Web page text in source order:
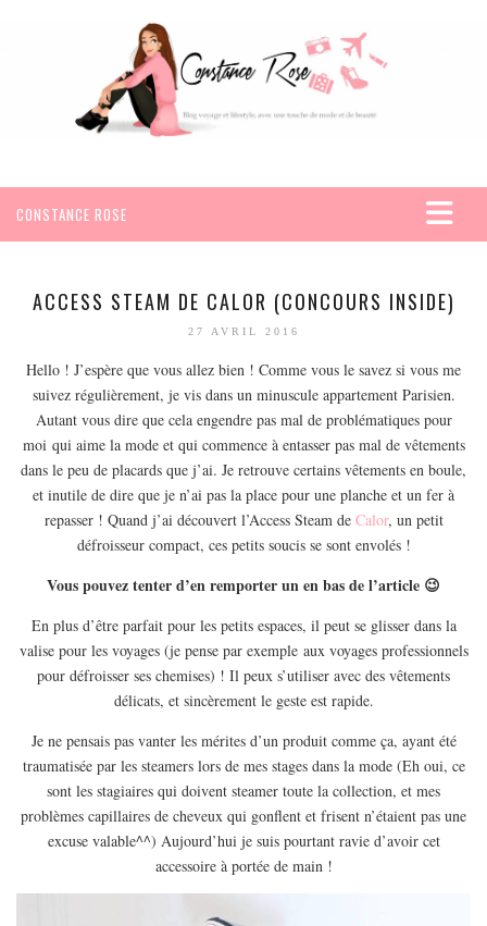
CONSTANCE ROSE
VOYAGES
SEYCHELLES
AMÉRIQUE
MEXIQUE
EUROPE
ESPAGNE
HONGRIE
ITALIE
PAYS BAS
RÉPUBLIQUE TCHÈQUE
OCÉANIE
AUSTRALIE
ARTICLES PRATIQUES
MON PROGRAMME DE YOGA EN LIGNE
ACCESS STEAM DE CALOR (CONCOURS INSIDE)
27 AVRIL 2016
Hello ! J’espère que vous allez bien ! Comme vous le savez si vous me
suivez régulièrement, je vis dans un minuscule appartement Parisien.
Autant vous dire que cela engendre pas mal de problématiques pour
moi qui aime la mode et qui commence à entasser pas mal de vêtements
dans le peu de placards que j’ai. Je retrouve certains vêtements en boule,
et inutile de dire que je n’ai pas la place pour une planche et un fer à
repasser ! Quand j’ai découvert l’Access Steam de Calor, un petit
défroisseur compact, ces petits soucis se sont envolés !
Vous pouvez tenter d’en remporter un en bas de l’article 😉
En plus d’être parfait pour les petits espaces, il peut se glisser dans la
valise pour les voyages (je pense par exemple aux voyages professionnels
pour défroisser ses chemises) ! Il peux s’utiliser avec des vêtements
délicats, et sincèrement le geste est rapide.
Je ne pensais pas vanter les mérites d’un produit comme ça, ayant été
traumatisée par les steamers lors de mes stages dans la mode (Eh oui, ce
sont les stagiaires qui doivent steamer toute la collection, et mes
problèmes capillaires de cheveux qui gonflent et frisent n’étaient pas une
excuse valable^^) Aujourd’hui je suis pourtant ravie d’avoir cet
accessoire à portée de main !